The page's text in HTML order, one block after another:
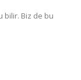
bilir. Biz de bu